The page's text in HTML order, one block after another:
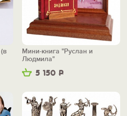
5 150 Р
Мини-книга "Руслан и
Людмила"